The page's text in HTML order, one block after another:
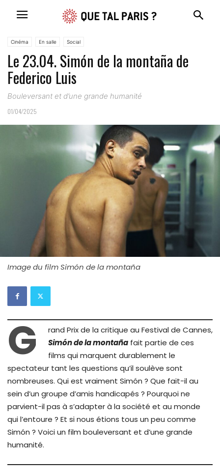
Cinéma En salle Social
Le 23.04. Simón de la montaña de
Federico Luis
Bouleversant et d’une grande humanité
01/04/2025
Image du film Simón de la montaña
G
rand Prix de la critique au Festival de Cannes,
Simón de la montaña fait partie de ces
films qui marquent durablement le
spectateur tant les questions qu’il soulève sont
nombreuses. Qui est vraiment Simón ? Que fait-il au
sein d’un groupe d’amis handicapés ? Pourquoi ne
parvient-il pas à s’adapter à la société et au monde
qui l’entoure ? Et si nous étions tous un peu comme
Simón ? Voici un film bouleversant et d’une grande
humanité.